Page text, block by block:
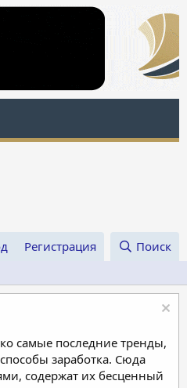
Регистрация Поиск
самые последние тренды,
заработка. Сюда
содержат их бесценный